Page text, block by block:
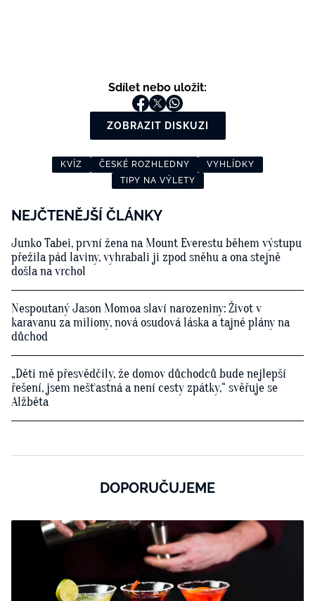
Sdílet nebo uložit:
ZOBRAZIT DISKUZI
KVÍZ ČESKÉ ROZHLEDNY
VYHLÍDKY
TIPY NA VÝLETY
NEJČTENĚJŠÍ ČLÁNKY
Junko Tabei, první žena na Mount Everestu během výstupu
přežila pád laviny, vyhrabali ji zpod sněhu a ona stejně
došla na vrchol
Nespoutaný Jason Momoa slaví narozeniny: Život v
karavanu za miliony, nová osudová láska a tajné plány na
důchod
„Děti mě přesvědčily, že domov důchodců bude nejlepší
řešení, jsem nešťastná a není cesty zpátky,“ svěřuje se
Alžběta
DOPORUČUJEME